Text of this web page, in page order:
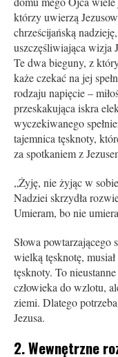
którzy uwierzą
chrześcijańską
uszczęśliwiająca wizja
Te dwa bieguny, z
każe czekać na jej
rodzaju napięcie –
przeskakująca iskra
wyczekiwanego
tajemnica tęsknoty,
za spotkaniem z
„Żyję, nie żyjąc w
Nadziei skrzydła
Umieram, bo nie
Słowa
wielką tęsknotę,
tęsknoty. To
człowieka do wzlotu,
ziemi. Dlatego
Jezusa.
2. Wewnętrzne